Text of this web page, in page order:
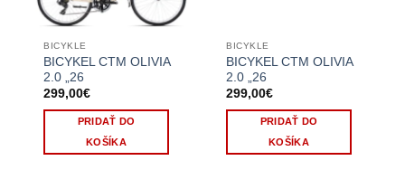
BICYKLE
BICYKEL CTM OLIVIA
2.0 „26
299,00€
PRIDAŤ DO
KOŠÍKA
BICYKLE
BICYKEL CTM OLIVIA
2.0 „26
299,00€
PRIDAŤ DO
KOŠÍKA